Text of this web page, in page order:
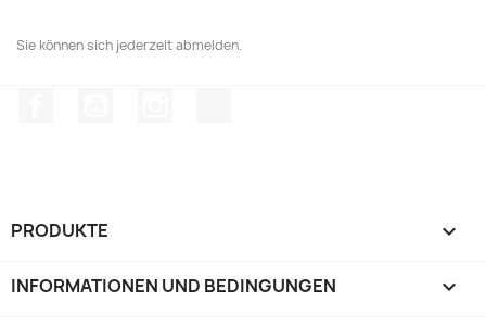
Sie können sich jederzeit abmelden.
PRODUKTE 
INFORMATIONEN UND BEDINGUNGEN 